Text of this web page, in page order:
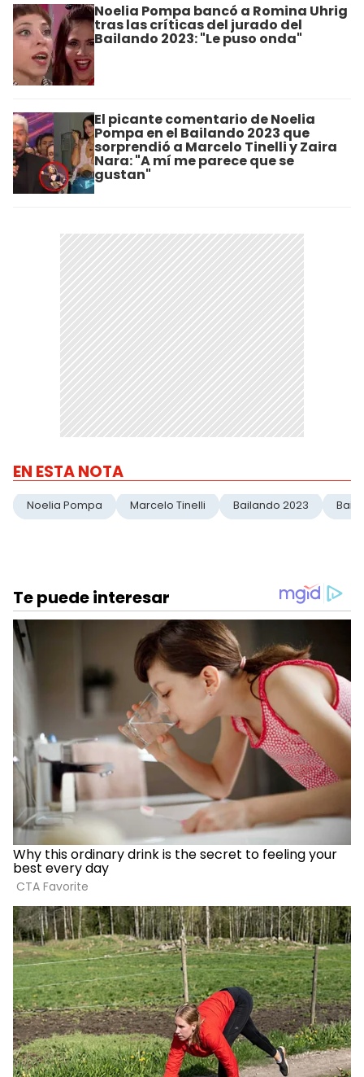
Noelia Pompa bancó a Romina Uhrig
tras las críticas del jurado del
Bailando 2023: "Le puso onda"
El picante comentario de Noelia
Pompa en el Bailando 2023 que
sorprendió a Marcelo Tinelli y Zaira
Nara: "A mí me parece que se
gustan"
EN ESTA NOTA
Noelia Pompa Marcelo Tinelli Bailando 2023 Baile